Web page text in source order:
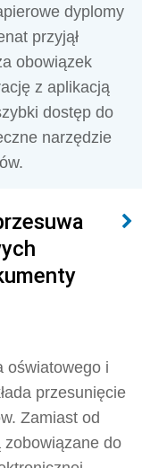
dyplomy
przyjął
obowiązek
z aplikacją
dostęp do
narzędzie
oświatowego i
przesunięcie
Zamiast od
zobowiązane do